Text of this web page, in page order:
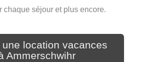
chaque séjour et plus encore.
location vacances
Ammerschwihr